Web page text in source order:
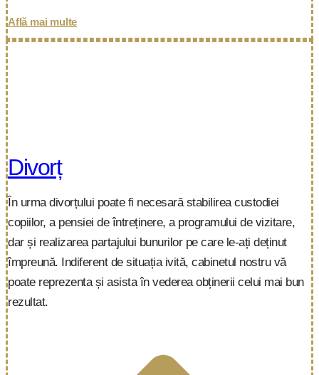
Află mai multe
Divorț
În urma divorțului poate fi necesară stabilirea custodiei
copiilor, a pensiei de întreținere, a programului de vizitare,
dar și realizarea partajului bunurilor pe care le-ați deținut
împreună. Indiferent de situația ivită, cabinetul nostru vă
poate reprezenta și asista în vederea obținerii celui mai bun
rezultat.